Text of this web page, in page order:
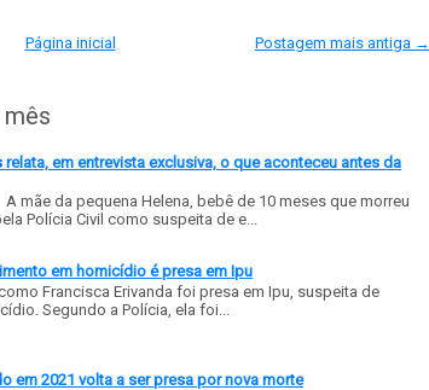
Postagem mais antiga →
Página inicial
em entrevista exclusiva, o que aconteceu antes da
mãe da pequena Helena, bebê de 10 meses que morreu
Polícia Civil como suspeita de e...
em homicídio é presa em Ipu
Francisca Erivanda foi presa em Ipu, suspeita de
Segundo a Polícia, ela foi...
em 2021 volta a ser presa por nova morte